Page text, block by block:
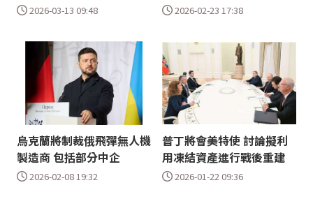
2026-03-13 09:48 2026-02-23 17:38
烏克蘭將制裁俄飛彈無人機
製造商 包括部分中企
2026-02-08 19:32
普丁將會美特使 討論擬利
用凍結資產進行戰後重建
2026-01-22 09:36